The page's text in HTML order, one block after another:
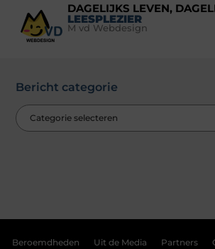
DAGELIJKS LEVEN,
LEESPLEZIER
M vd Webdesign
Bericht categorie
Beroemdheden Uit de Media Partners